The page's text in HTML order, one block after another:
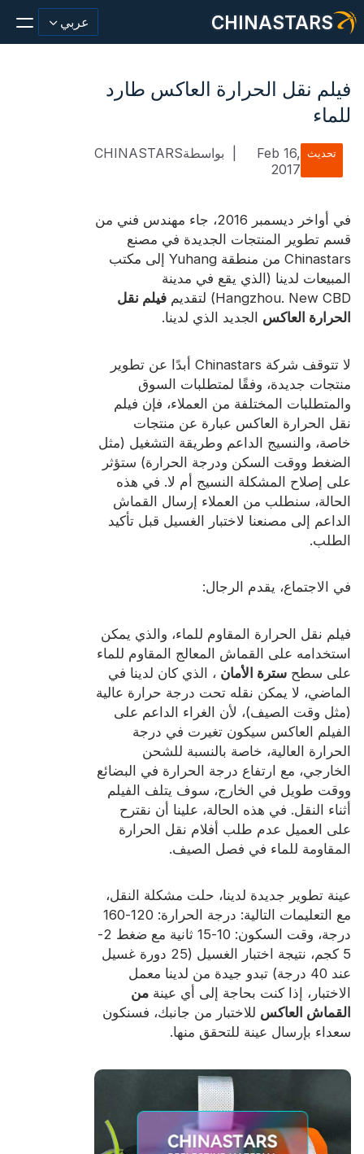
CHINASTARS عربي
أزياء عاكسة النسيج
يتوهج في المواد المظلمة
غسيل صناعي
حول تشاينا ستارز
شهادة
فهرس
فيديو
اتصال
فيلم نقل الحرارة العاكس طارد
للماء
تحديث Feb 16,
2017
بواسطةCHINASTARS
في أواخر ديسمبر 2016، جاء مهندس فني من
قسم تطوير المنتجات الجديدة في مصنع
Chinastars من منطقة Yuhang إلى مكتب
المبيعات لدينا (الذي يقع في مدينة
Hangzhou. New CBD) لتقديم
فيلم نقل
الحرارة العاكس الجديد الذي لدينا.
لا تتوقف شركة Chinastars أبدًا عن تطوير
منتجات جديدة، وفقًا لمتطلبات السوق
والمتطلبات المختلفة من العملاء، فإن فيلم
نقل الحرارة العاكس عبارة عن منتجات
خاصة، والنسيج الداعم وطريقة التشغيل (مثل
الضغط ووقت السكن ودرجة الحرارة) ستؤثر
على إصلاح المشكلة النسيج أم لا. في هذه
الحالة، سنطلب من العملاء إرسال القماش
الداعم إلى مصنعنا لاختبار الغسيل قبل تأكيد
الطلب.
في الاجتماع، يقدم الرجال:
فيلم نقل الحرارة المقاوم للماء، والذي يمكن
استخدامه على القماش المعالج المقاوم للماء
على سطح سترة الأمان ، الذي كان لدينا في
الماضي، لا يمكن نقله تحت درجة حرارة عالية
(مثل وقت الصيف)، لأن الغراء الداعم على
الفيلم العاكس سيكون تغيرت في درجة
الحرارة العالية، خاصة بالنسبة للشحن
الخارجي، مع ارتفاع درجة الحرارة في البضائع
ووقت طويل في الخارج، سوف يتلف الفيلم
أثناء النقل. في هذه الحالة، علينا أن نقترح
على العميل عدم طلب أفلام نقل الحرارة
المقاومة للماء في فصل الصيف.
عينة تطوير جديدة لدينا، حلت مشكلة النقل،
مع التعليمات التالية: درجة الحرارة: 120-160
درجة، وقت السكون: 10-15 ثانية مع ضغط 2-
5 كجم، نتيجة اختبار الغسيل (25 دورة غسيل
عند 40 درجة) تبدو جيدة من لدينا معمل
الاختبار، إذا كنت بحاجة إلى أي عينة من
القماش العاكس للاختبار من جانبك، فسنكون
سعداء بإرسال عينة للتحقق منها.